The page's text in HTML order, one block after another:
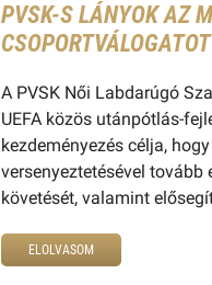
PVSK-S LÁNYOK AZ
A PVSK Női Labdarúgó
UEFA közös utánpótlás-
kezdeményezés célja,
versenyeztetésével
követését, valamint
ELOLVASOM